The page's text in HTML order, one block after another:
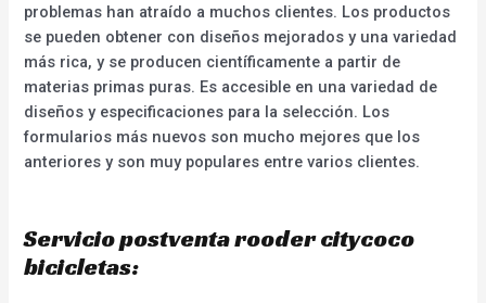
problemas han atraído a muchos clientes. Los productos
se pueden obtener con diseños mejorados y una variedad
más rica, y se producen científicamente a partir de
materias primas puras. Es accesible en una variedad de
diseños y especificaciones para la selección. Los
formularios más nuevos son mucho mejores que los
anteriores y son muy populares entre varios clientes.
Servicio postventa rooder citycoco
bicicletas: